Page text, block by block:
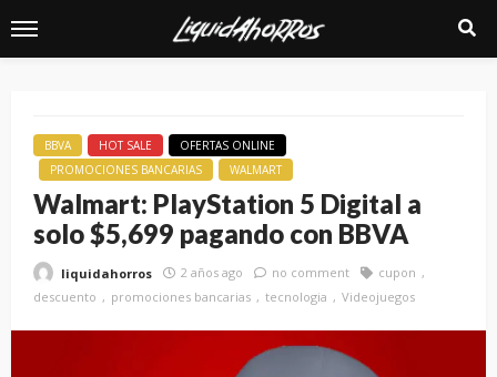
BBVA HOT SALE
OFERTAS ONLINE
PROMOCIONES BANCARIAS
WALMART
Walmart: PlayStation 5 Digital a
solo $5,699 pagando con BBVA
liquidahorros 2 años ago no comment
cupon
descuento
promociones bancarias tecnologia Videojuegos